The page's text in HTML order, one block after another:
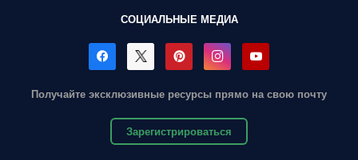
СОЦИАЛЬНЫЕ МЕДИА
Получайте эксклюзивные ресурсы прямо на свою почту
Зарегистрироваться